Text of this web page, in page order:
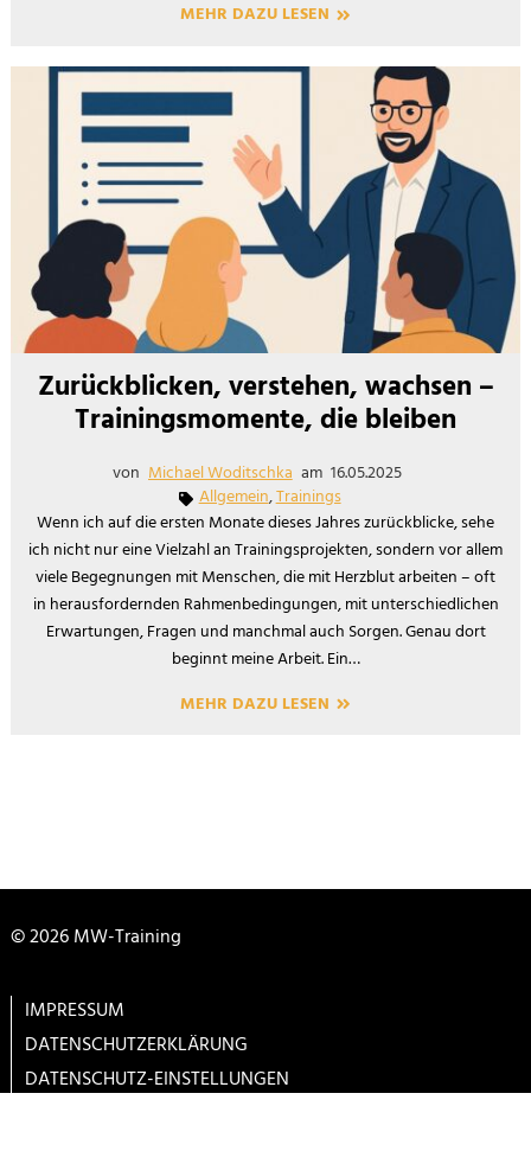
MEHR DAZU LESEN
Zurückblicken, verstehen, wachsen –
Trainingsmomente, die bleiben
von Michael Woditschka am 16.05.2025
Allgemein,Trainings
Wenn ich auf die ersten Monate dieses Jahres zurückblicke, sehe
ich nicht nur eine Vielzahl an Trainingsprojekten, sondern vor allem
viele Begegnungen mit Menschen, die mit Herzblut arbeiten – oft
in herausfordernden Rahmenbedingungen, mit unterschiedlichen
Erwartungen, Fragen und manchmal auch Sorgen. Genau dort
beginnt meine Arbeit. Ein…
MEHR DAZU LESEN
© 2026 MW-Training
IMPRESSUM
DATENSCHUTZERKLÄRUNG
DATENSCHUTZ-EINSTELLUNGEN